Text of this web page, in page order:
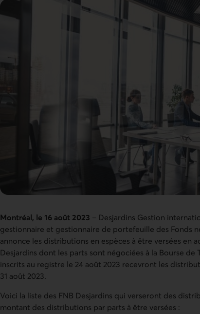
Montréal, le 16 août 2023 – Desjardins Gestion
gestionnaire et gestionnaire de portefeuille des Fonds
annonce les distributions en espèces à être versées en
Desjardins dont les parts sont négociées à la Bourse
inscrits au registre le 24 août 2023 recevront les
31 août 2023.
Voici la liste des FNB Desjardins qui verseront des
montant des distributions par parts à être versées :